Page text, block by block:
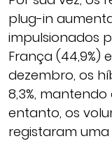
plug-in
impulsionados
França (44,9%)
dezembro, os
8,3%,
entanto, os
registaram uma